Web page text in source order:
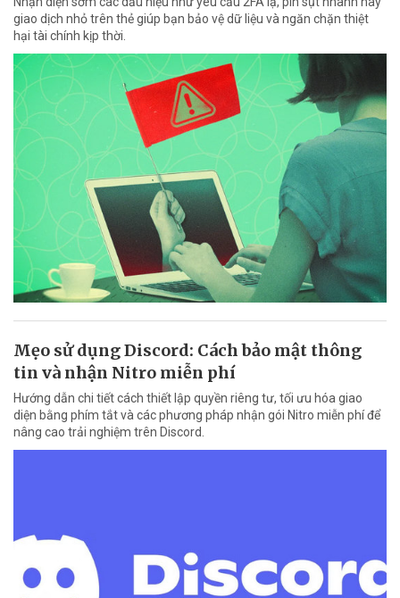
giao dịch nhỏ trên thẻ giúp bạn bảo vệ dữ liệu và ngăn chặn thiệt
hại tài chính kịp thời.
Mẹo sử dụng Discord: Cách bảo mật thông
tin và nhận Nitro miễn phí
Hướng dẫn chi tiết cách thiết lập quyền riêng tư, tối ưu hóa giao
diện bằng phím tắt và các phương pháp nhận gói Nitro miễn phí để
nâng cao trải nghiệm trên Discord.